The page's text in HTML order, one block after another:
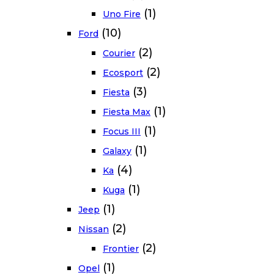
Uno Fire (1)
Ford (10)
Courier (2)
Ecosport (2)
Fiesta (3)
Fiesta Max (1)
Focus III (1)
Galaxy (1)
Ka (4)
Kuga (1)
Jeep (1)
Nissan (2)
Frontier (2)
Opel (1)